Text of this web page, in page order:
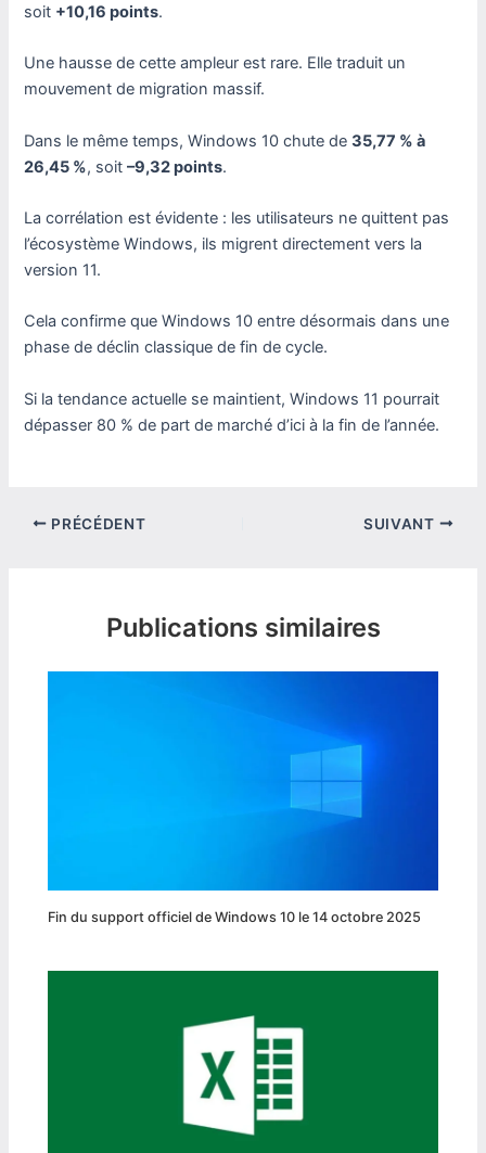
soit +10,16 points.
Une hausse de cette ampleur est rare. Elle traduit un
mouvement de migration massif.
Dans le même temps, Windows 10 chute de35,77 % à
26,45 %, soit–9,32 points.
La corrélation est évidente : les utilisateurs ne quittent pas
l’écosystème Windows, ils migrent directement vers la
version 11.
Cela confirme que Windows 10 entre désormais dans une
phase de déclin classique de fin de cycle.
Si la tendance actuelle se maintient, Windows 11 pourrait
dépasser 80 % de part de marché d’ici à la fin de l’année.
PRÉCÉDENT SUIVANT
Publications similaires
Fin du support officiel de Windows 10 le 14 octobre 2025